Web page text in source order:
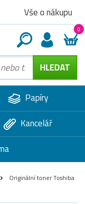
Vše o nákupu
0
Papíry
Kancelář
Originální toner Toshiba